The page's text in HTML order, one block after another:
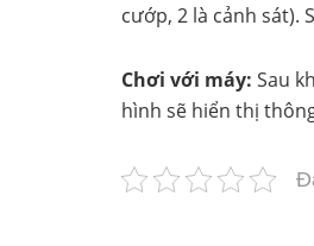
cướp, 2 là cảnh sát).
Chơi với máy: Sau
hình sẽ hiển thị